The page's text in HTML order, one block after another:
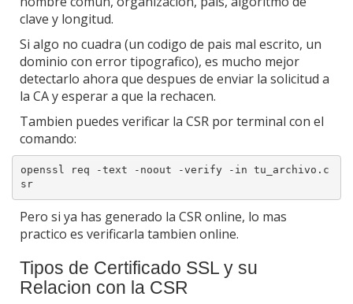
clave y longitud.
Si algo no cuadra (un codigo de pais mal escrito, un
dominio con error tipografico), es mucho mejor
detectarlo ahora que despues de enviar la solicitud a
la CA y esperar a que la rechacen.
Tambien puedes verificar la CSR por terminal con el
comando:
openssl req -text -noout -verify -in tu_archivo.c
Pero si ya has generado la CSR online, lo mas
practico es verificarla tambien online.
Tipos de Certificado SSL y su
Relacion con la CSR